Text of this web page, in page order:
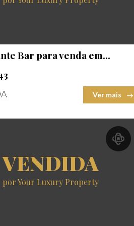
2 2
Bar para venda em...
Ver mais
VENDIDA
por Your Luxury Property